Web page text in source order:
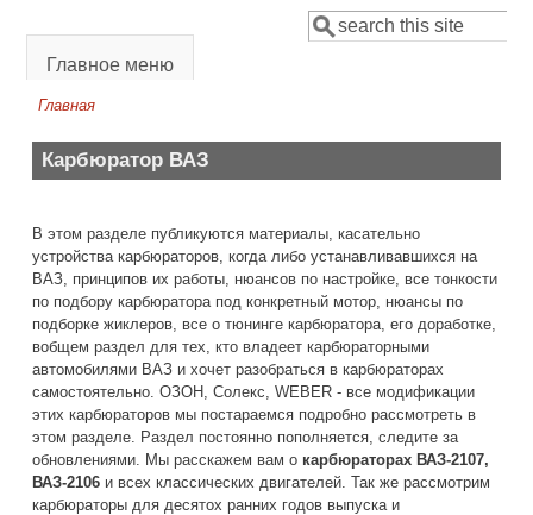
Форма поиска
Поиск
Главное меню
Главная
Карбюратор ВАЗ
В этом разделе публикуются материалы, касательно
устройства карбюраторов, когда либо устанавливавшихся на
ВАЗ, принципов их работы, нюансов по настройке, все тонкости
по подбору карбюратора под конкретный мотор, нюансы по
подборке жиклеров, все о тюнинге карбюратора, его доработке,
вобщем раздел для тех, кто владеет карбюраторными
автомобилями ВАЗ и хочет разобраться в карбюраторах
самостоятельно. ОЗОН, Солекс, WEBER - все модификации
этих карбюраторов мы постараемся подробно рассмотреть в
этом разделе. Раздел постоянно пополняется, следите за
обновлениями. Мы расскажем вам о карбюраторах ВАЗ-2107,
ВАЗ-2106 и всех классических двигателей. Так же рассмотрим
карбюраторы для десятох ранних годов выпуска и